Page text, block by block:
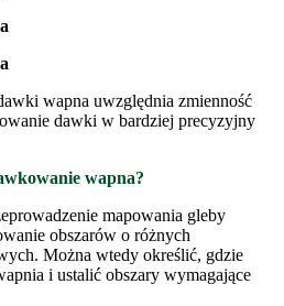
wapna uwzględnia zmienność
dawki w bardziej precyzyjny
wapna?
mapowania gleby
obszarów o różnych
Można wtedy określić, gdzie
i ustalić obszary wymagające